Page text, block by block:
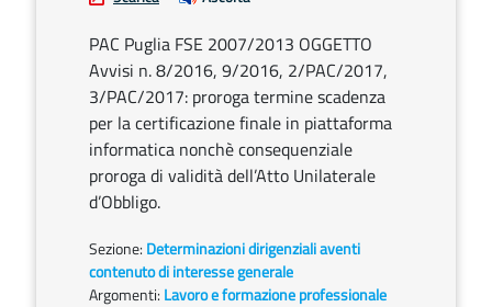
PAC Puglia FSE 2007/2013 OGGETTO
Avvisi n. 8/2016, 9/2016, 2/PAC/2017,
3/PAC/2017: proroga termine scadenza
per la certificazione finale in piattaforma
informatica nonchè consequenziale
proroga di validità dell’Atto Unilaterale
d’Obbligo.
Sezione: Determinazioni dirigenziali aventi
contenuto di interesse generale
Argomenti: Lavoro e formazione professionale